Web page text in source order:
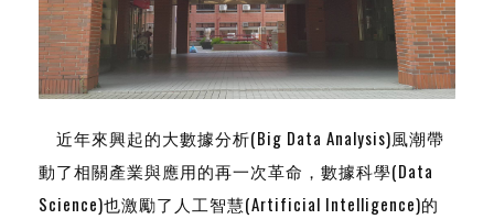
近年來興起的大數據分析(Big Data Analysis)風潮帶
動了相關產業與應用的再一次革命，數據科學(Data
Science)也激勵了人工智慧(Artificial Intelligence)的